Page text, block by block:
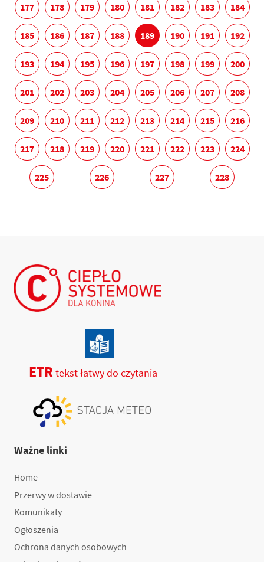
177 178 179 180 181 182 183 184
185 186 187 188 189 190 191 192
193 194 195 196 197 198 199 200
201 202 203 204 205 206 207 208
209 210 211 212 213 214 215 216
217 218 219 220 221 222 223 224
225 226 227 228
ETR tekst łatwy do czytania
Ważne linki
Home
Przerwy w dostawie
Komunikaty
Ogłoszenia
Ochrona danych osobowych